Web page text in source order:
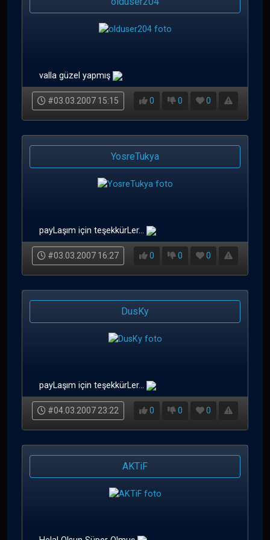
valla güzel yapmış
#03.03.2007 15:15 0 0 0
YosreTukya
payLaşım için teşekkürLer...
#03.03.2007 16:27 0 0 0
DusKy
payLaşım için teşekkürLer...
#04.03.2007 23:22 0 0 0
AKTiF